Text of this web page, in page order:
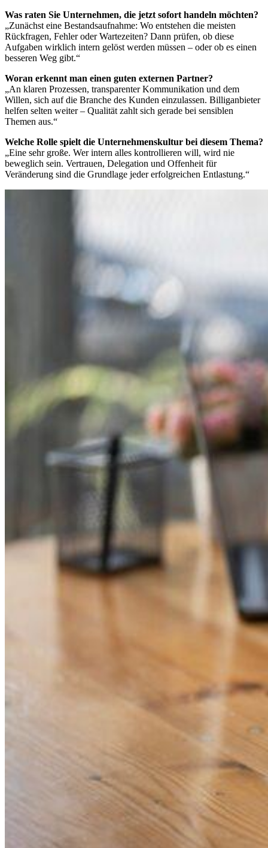
Was raten Sie Unternehmen, die jetzt sofort handeln möchten?
„Zunächst eine Bestandsaufnahme: Wo entstehen die meisten
Rückfragen, Fehler oder Wartezeiten? Dann prüfen, ob diese
Aufgaben wirklich intern gelöst werden müssen – oder ob es einen
besseren Weg gibt.“
Woran erkennt man einen guten externen Partner?
„An klaren Prozessen, transparenter Kommunikation und dem
Willen, sich auf die Branche des Kunden einzulassen. Billiganbieter
helfen selten weiter – Qualität zahlt sich gerade bei sensiblen
Themen aus.“
Welche Rolle spielt die Unternehmenskultur bei diesem Thema?
„Eine sehr große. Wer intern alles kontrollieren will, wird nie
beweglich sein. Vertrauen, Delegation und Offenheit für
Veränderung sind die Grundlage jeder erfolgreichen Entlastung.“